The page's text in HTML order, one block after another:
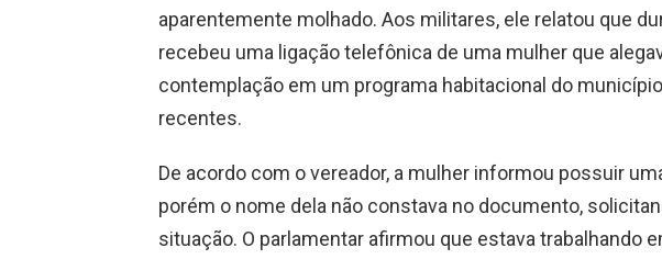
aparentemente molhado. Aos militares, ele relatou que
recebeu uma ligação telefônica de uma mulher que
contemplação em um programa habitacional do
recentes.
De acordo com o vereador, a mulher informou possuir
porém o nome dela não constava no documento,
situação. O parlamentar afirmou que estava trabalhando